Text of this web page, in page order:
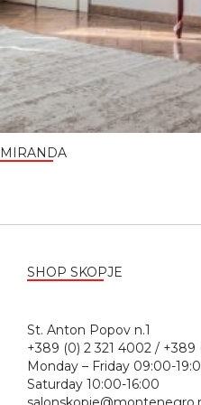
MIRANDA
SHOP SKOPJE
St. Anton
+389 (0) 2 321 4002 / +389
Monday – Friday 09:00-
Saturday 10:00-16:00